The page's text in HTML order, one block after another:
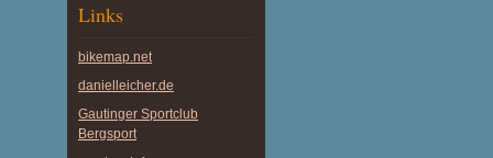
Links
bikemap.net
danielleicher.de
Gautinger Sportclub
Bergsport